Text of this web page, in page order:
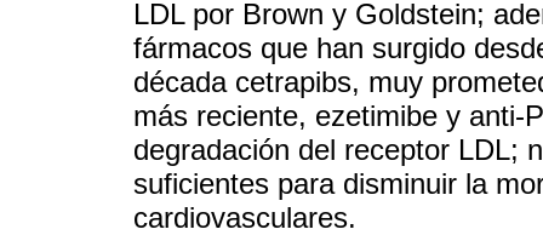
LDL por Brown y Goldstein;
fármacos que han surgido
década cetrapibs, muy
más reciente, ezetimibe y anti-
degradación del receptor LDL;
suficientes para disminuir la
cardiovasculares.